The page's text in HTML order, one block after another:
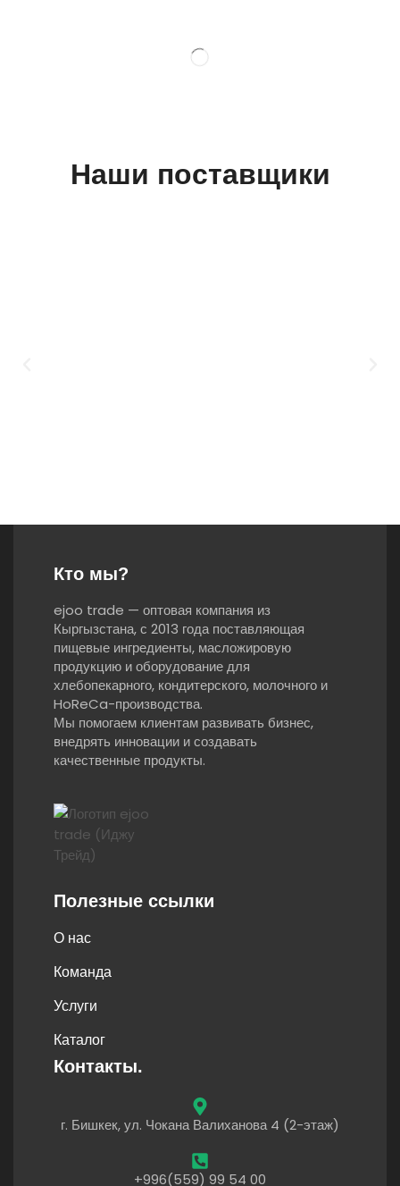
Наши поставщики
Кто мы?
ejoo trade — оптовая компания из
Кыргызстана, с 2013 года поставляющая
пищевые ингредиенты, масложировую
продукцию и оборудование для
хлебопекарного, кондитерского, молочного и
HoReCa-производства.
Мы помогаем клиентам развивать бизнес,
внедрять инновации и создавать
качественные продукты.
Полезные ссылки
О нас
Команда
Услуги
Каталог
Контакты.
г. Бишкек, ул. Чокана Валиханова 4 (2-этаж)
+996(559) 99 54 00